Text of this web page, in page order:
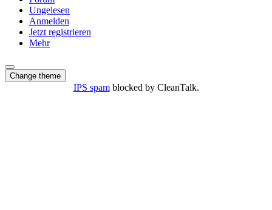
Ungelesen
Anmelden
Jetzt registrieren
Mehr
Change theme
IPS spamblocked by CleanTalk.